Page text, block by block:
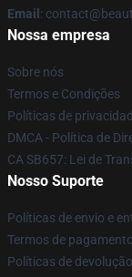
Email :
Nossa empresa
Sobre nós
Termos e Condições
Políticas de
DMCA - Política de
CA SB657: Lei de
Nosso Suporte
Políticas de envio e
Termos de pagamento
Políticas de